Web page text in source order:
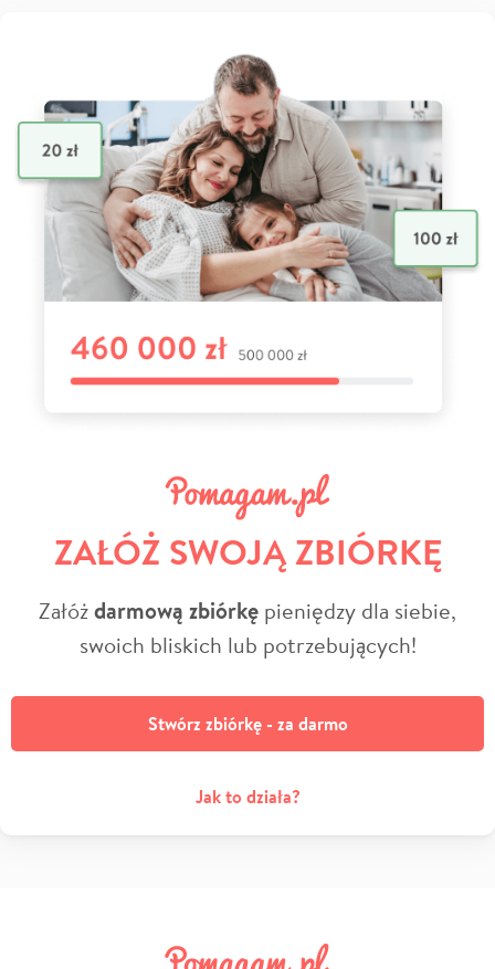
ZAŁÓŻ SWOJĄ ZBIÓRKĘ
Załóżdarmową zbiórkę pieniędzy dla siebie,
swoich bliskich lub potrzebujących!
Stwórz zbiórkę - za darmo
Jak to działa?